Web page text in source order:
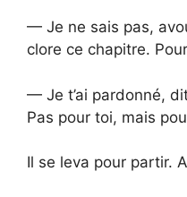
— Je ne sais pas,
clore ce chapitre.
— Je t’ai pardonné,
Pas pour toi, mais
Il se leva pour partir.